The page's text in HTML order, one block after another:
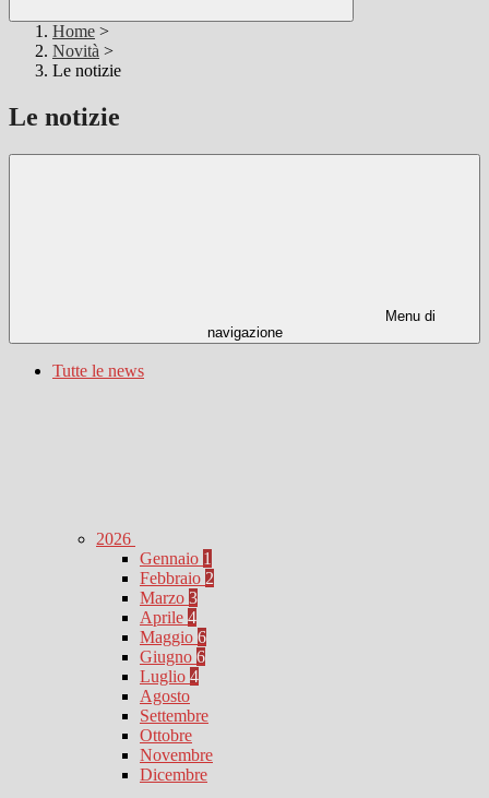
Home >
Novità >
Le notizie
Le notizie
Menu di
navigazione
Tutte le news
2026
Gennaio 1
Febbraio 2
Marzo 3
Aprile 4
Maggio 6
Giugno 6
Luglio 4
Agosto
Settembre
Ottobre
Novembre
Dicembre